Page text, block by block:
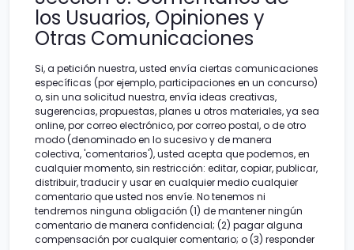
los Usuarios, Opiniones y
Otras Comunicaciones
Si, a petición nuestra, usted envía ciertas comunicaciones
específicas (por ejemplo, participaciones en un concurso)
o, sin una solicitud nuestra, envía ideas creativas,
sugerencias, propuestas, planes u otros materiales, ya sea
online, por correo electrónico, por correo postal, o de otro
modo (denominado en lo sucesivo y de manera
colectiva, 'comentarios'), usted acepta que podemos, en
cualquier momento, sin restricción: editar, copiar, publicar,
distribuir, traducir y usar en cualquier medio cualquier
comentario que usted nos envíe. No tenemos ni
tendremos ninguna obligación (1) de mantener ningún
comentario de manera confidencial; (2) pagar alguna
compensación por cualquier comentario; o (3) responder